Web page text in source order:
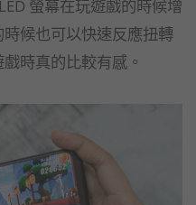
螢幕在玩遊戲的時候增
候也可以快速反應扭轉
時真的比較有感。